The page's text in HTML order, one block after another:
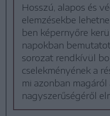
Hosszú, alapos és
elemzésekbe
ben képernyőre
napokban
sorozat rendkívül
cselekményének a
mi azonban
nagyszerűségéről